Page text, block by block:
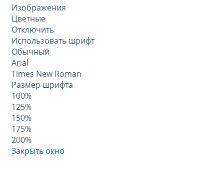
Изображения
Цветные
Отключить
Использовать шрифт
Обычный
Arial
Times New Roman
Размер шрифта
100%
125%
150%
175%
200%
Закрыть окно